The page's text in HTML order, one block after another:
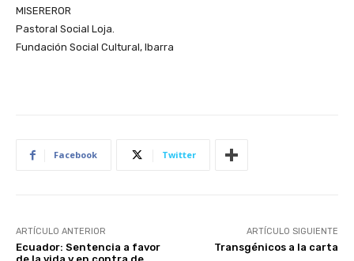
MISEREROR
Pastoral Social Loja.
Fundación Social Cultural, Ibarra
Facebook Twitter
ARTÍCULO ANTERIOR
Ecuador: Sentencia a favor
ARTÍCULO SIGUIENTE
Transgénicos a la carta